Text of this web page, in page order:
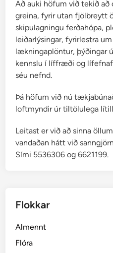
Að auki höfum við tekið
greina, fyrir utan fjölbreytt
skipulagningu ferðahópa,
leiðarlýsingar, fyrirlestra
lækningaplöntur, þýðingar
kennslu í líffræði og
séu nefnd.
Þá höfum við nú
loftmyndir úr tiltölulega
Leitast er við að sinna
vandaðan hátt við
Sími 5536306 og 6621199.
Flokkar
Almennt
Flóra